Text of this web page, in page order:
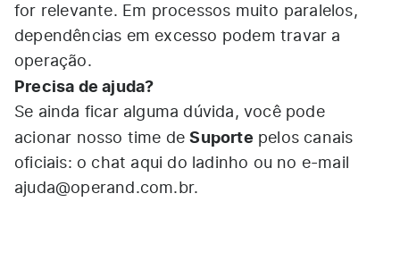
for relevante. Em processos muito paralelos,
dependências em excesso podem travar a
operação.
Precisa de ajuda?
Se ainda ficar alguma dúvida, você pode
acionar nosso time deSuporte pelos canais
oficiais: o chat aqui do ladinho ou no e-mail
ajuda@operand.com.br.